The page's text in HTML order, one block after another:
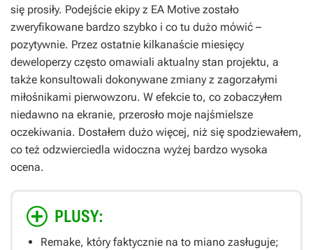
się prosiły. Podejście ekipy z EA Motive zostało
zweryfikowane bardzo szybko i co tu dużo mówić –
pozytywnie. Przez ostatnie kilkanaście miesięcy
deweloperzy często omawiali aktualny stan projektu, a
także konsultowali dokonywane zmiany z zagorzałymi
miłośnikami pierwowzoru. W efekcie to, co zobaczyłem
niedawno na ekranie, przerosło moje najśmielsze
oczekiwania. Dostałem dużo więcej, niż się spodziewałem,
co też odzwierciedla widoczna wyżej bardzo wysoka
ocena.
PLUSY:
Remake, który faktycznie na to miano zasługuje;